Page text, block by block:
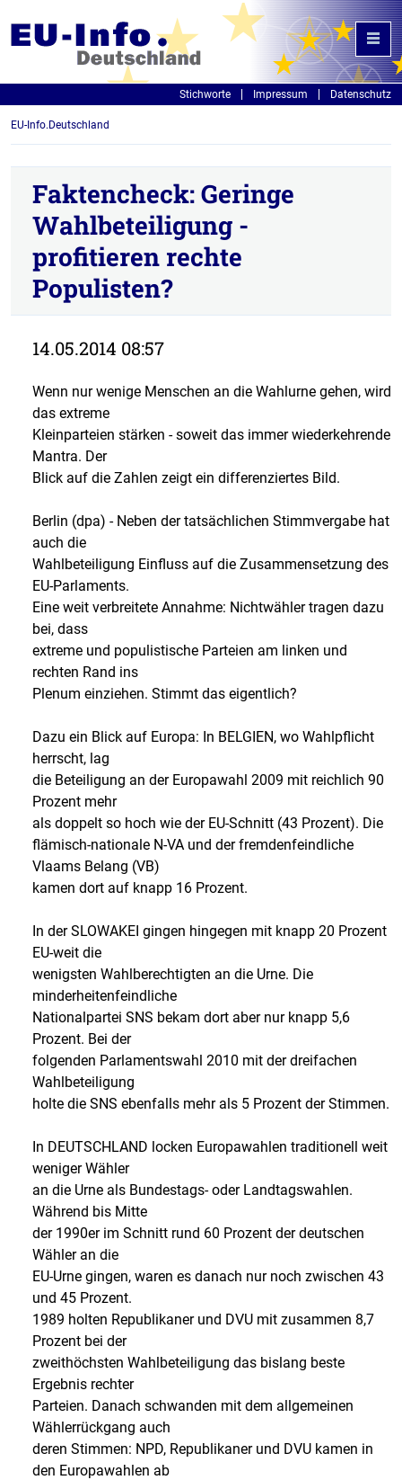
Stichworte Impressum Datenschutz
EU-Info.Deutschland
Faktencheck: Geringe
Wahlbeteiligung -
profitieren rechte
Populisten?
14.05.2014 08:57
Wenn nur wenige Menschen an die Wahlurne gehen, wird
das extreme
Kleinparteien stärken - soweit das immer wiederkehrende
Mantra. Der
Blick auf die Zahlen zeigt ein differenziertes Bild.
Berlin (dpa) - Neben der tatsächlichen Stimmvergabe hat
auch die
Wahlbeteiligung Einfluss auf die Zusammensetzung des
EU-Parlaments.
Eine weit verbreitete Annahme: Nichtwähler tragen dazu
bei, dass
extreme und populistische Parteien am linken und
rechten Rand ins
Plenum einziehen. Stimmt das eigentlich?
Dazu ein Blick auf Europa: In BELGIEN, wo Wahlpflicht
herrscht, lag
die Beteiligung an der Europawahl 2009 mit reichlich 90
Prozent mehr
als doppelt so hoch wie der EU-Schnitt (43 Prozent). Die
flämisch-nationale N-VA und der fremdenfeindliche
Vlaams Belang (VB)
kamen dort auf knapp 16 Prozent.
In der SLOWAKEI gingen hingegen mit knapp 20 Prozent
EU-weit die
wenigsten Wahlberechtigten an die Urne. Die
minderheitenfeindliche
Nationalpartei SNS bekam dort aber nur knapp 5,6
Prozent. Bei der
folgenden Parlamentswahl 2010 mit der dreifachen
Wahlbeteiligung
holte die SNS ebenfalls mehr als 5 Prozent der Stimmen.
In DEUTSCHLAND locken Europawahlen traditionell weit
weniger Wähler
an die Urne als Bundestags- oder Landtagswahlen.
Während bis Mitte
der 1990er im Schnitt rund 60 Prozent der deutschen
Wähler an die
EU-Urne gingen, waren es danach nur noch zwischen 43
und 45 Prozent.
1989 holten Republikaner und DVU mit zusammen 8,7
Prozent bei der
zweithöchsten Wahlbeteiligung das bislang beste
Ergebnis rechter
Parteien. Danach schwanden mit dem allgemeinen
Wählerrückgang auch
deren Stimmen: NPD, Republikaner und DVU kamen in
den Europawahlen ab